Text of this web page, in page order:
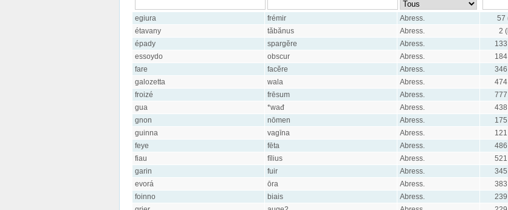
egiura frémir Abress. 57
étavany
tăbănus Abress. 2
épady
spargĕre Abress.
essoydo
obscur Abress.
fare
facĕre Abress.
galozetta
wala Abress.
froizé
frēsum Abress.
gua
*wađ Abress.
gnon
nōmen Abress.
guinna
vagīna Abress.
feye
fēta Abress.
fiau
fīlius Abress.
garin
fuir Abress.
evorá
ōra Abress.
foinno
biais Abress.